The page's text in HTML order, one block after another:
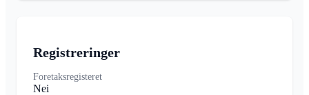
Registreringer
Foretaksregisteret
Nei